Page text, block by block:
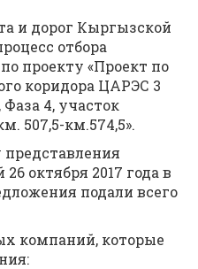
и дорог Кыргызской
отбора
проекту «Проект по
коридора ЦАРЭС 3
4, участок
507,5-км.574,5».
октября 2017 года в
подали всего
компаний, которые